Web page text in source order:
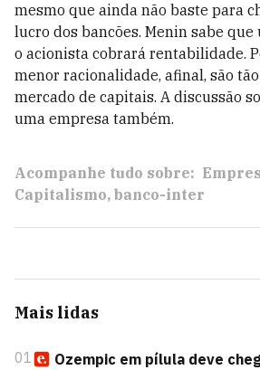
mesmo que ainda não baste para
lucro dos bancões. Menin sabe
o acionista cobrará rentabilidade.
menor racionalidade, afinal, são
mercado de capitais. A discussão
uma empresa também.
Acompanhe tudo sobre:
Capitalismo banco-inter
Mais lidas
01
Ozempic em pílula deve